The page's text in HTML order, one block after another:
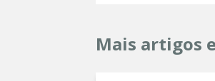
Mais artigos